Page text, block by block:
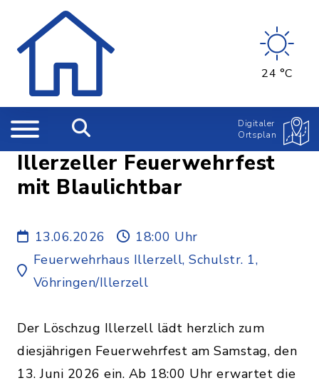
24 °C
Digitaler
Ortsplan
Illerzeller Feuerwehrfest
mit Blaulichtbar
13.06.2026
18:00 Uhr
Feuerwehrhaus Illerzell, Schulstr. 1,
Vöhringen/Illerzell
Der Löschzug Illerzell lädt herzlich zum
diesjährigen Feuerwehrfest am Samstag, den
13. Juni 2026 ein. Ab 18:00 Uhr erwartet die